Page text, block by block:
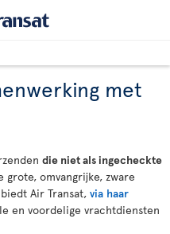
met
die niet als ingecheckte
grote, omvangrijke, zware
Air Transat, via haar
en voordelige vrachtdiensten